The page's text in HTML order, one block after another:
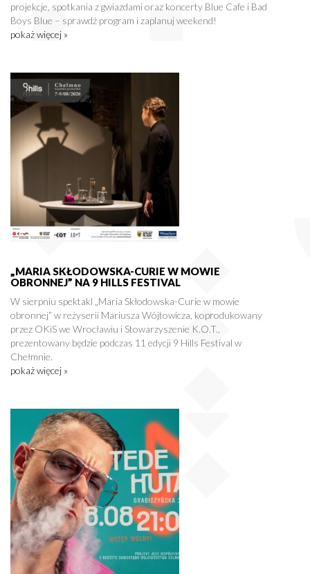
projekcje, spotkania z gwiazdami oraz koncerty Blue Cafe i Bad
Boys Blue – sprawdź program i zaplanuj weekend!
pokaż więcej »
„MARIA SKŁODOWSKA-CURIE W MOWIE
OBRONNEJ” NA 9 HILLS FESTIVAL
W sierpniu spektakl „Maria Skłodowska-Curie w mowie
obronnej” w reżyserii Mariusza Wójtowicza, koprodukowany
przez OKiS we Wrocławiu i Stowarzyszenie K.O.T.,
prezentowany będzie podczas 11 edycji 9 Hills Festival w
Chełmnie.
pokaż więcej »